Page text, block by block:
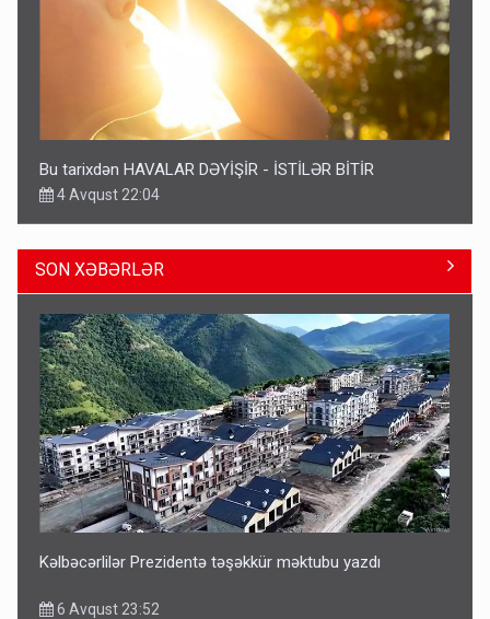
Bu tarixdən HAVALAR DƏYİŞİR - İSTİLƏR BİTİR
4 Avqust 22:04
ŞOK! David Seliverstov ölkədən qaçdı
6 Avqust 14:14
SON XƏBƏRLƏR
Kəlbəcərlilər Prezidentə təşəkkür məktubu yazdı
6 Avqust 23:52